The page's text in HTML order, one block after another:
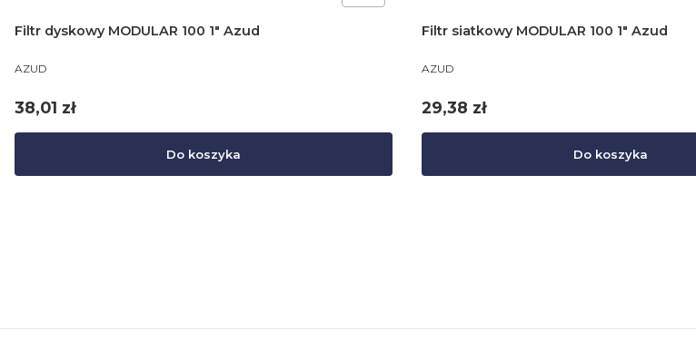
Filtr dyskowy MODULAR 100 1" Azud
PRODUCENT
AZUD
Cena
38,01 zł
Do koszyka
Filtr siatkowy MODULAR 100 1" Azud
PRODUCENT
AZUD
Cena
29,38 zł
Do koszyka